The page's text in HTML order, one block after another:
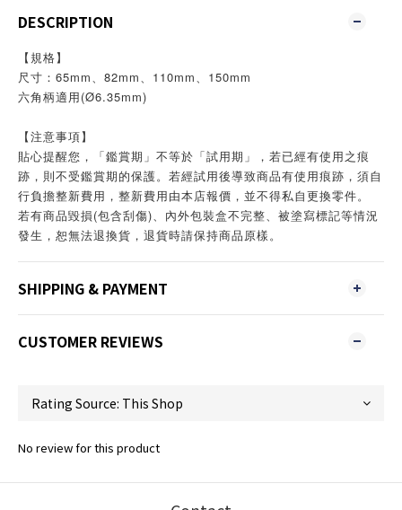
DESCRIPTION
【規格】
尺寸：65mm、82mm、110mm、150mm
六角柄適用(Ø6.35mm)
【注意事項】
貼心提醒您，「鑑賞期」不等於「試用期」，若已經有使用之痕
跡，則不受鑑賞期的保護。若經試用後導致商品有使用痕跡，須自
行負擔整新費用，整新費用由本店報價，並不得私自更換零件。
若有商品毀損(包含刮傷)、內外包裝盒不完整、被塗寫標記等情況
發生，恕無法退換貨，退貨時請保持商品原樣。
SHIPPING & PAYMENT
CUSTOMER REVIEWS
No review for this product